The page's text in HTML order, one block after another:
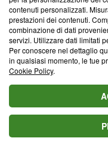
Informativa Privacy
Cookie Policy
Blasting SA, IDI CHE-
Lugano (Svizzera) Tel:
© 2026 Blasting News
contenuti personalizzati.
prestazioni dei contenuti.
combinazione di dati
servizi. Utilizzare dati limitati
Per conoscere nel dettaglio
in qualsiasi momento, le tue
Cookie Policy.